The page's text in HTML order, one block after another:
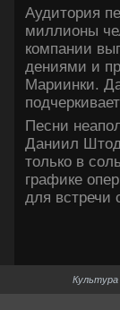
Аудитория
миллионы
компании
де­ниями и
Мариинки.
Песни
Даниил
только в
графике
для встречи
Культура